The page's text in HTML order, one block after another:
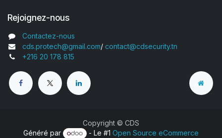
Rejoignez-nous
Contactez-nous
cds.protech@gmail.com/ contact@cdsecurity.tn
+216 20 178 815
Copyright © CDS
Généré par
- Le #1Open Source eCommerce